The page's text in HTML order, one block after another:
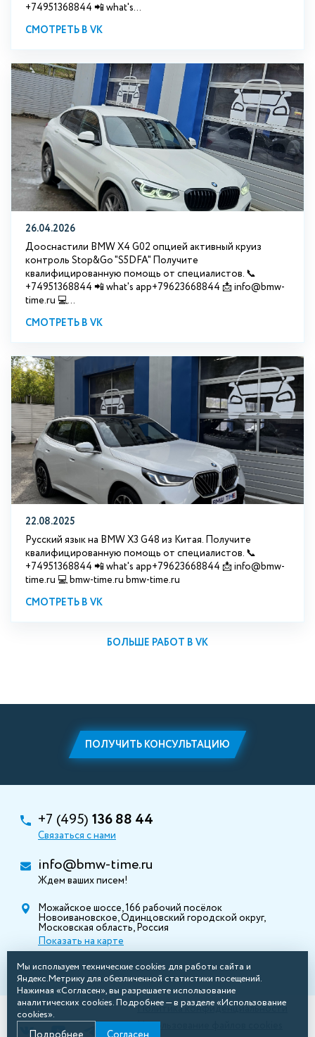
+74951368844 📲 what's...
СМОТРЕТЬ В VK
26.04.2026
Дооснастили BMW X4 G02 опцией активный круиз
контроль Stop&Go "S5DFA" Получите
квалифицированную помощь от специалистов. 📞
+74951368844 📲 what's app+79623668844 📩 info@bmw-
time.ru 💻...
СМОТРЕТЬ В VK
22.08.2025
Русский язык на BMW X3 G48 из Китая. Получите
квалифицированную помощь от специалистов. 📞
+74951368844 📲 what's app+79623668844 📩 info@bmw-
time.ru 💻 bmw-time.ru bmw-time.ru
СМОТРЕТЬ В VK
БОЛЬШЕ РАБОТ В VK
ПОЛУЧИТЬ КОНСУЛЬТАЦИЮ
+7 (495) 136 88 44
Связаться с нами
info@bmw-time.ru
Ждем ваших писем!
Можайское шоссе, 166 рабочий посёлок
Новоивановское, Одинцовский городской округ,
Московская область, Россия
Показать на карте
Политика конфиденциальности
Использование файлов cookies
Мы используем технические cookies для работы сайта и
Яндекс.Метрику для обезличенной статистики посещений.
Нажимая «Согласен», вы разрешаете использование
аналитических cookies. Подробнее — в разделе «Использование
cookies».